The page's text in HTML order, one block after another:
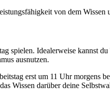
von dem
spielen. Idealerweise kannst
ausnutzen.
erst um 11 Uhr morgens
Wissen darüber deine